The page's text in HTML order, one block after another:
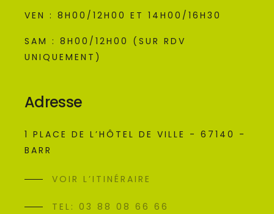
VEN : 8H00/12H00 ET 14H00/16H30
SAM : 8H00/12H00 (SUR RDV
UNIQUEMENT)
Adresse
1 PLACE DE L’HÔTEL DE VILLE - 67140 -
BARR
VOIR L’ITINÉRAIRE
TEL: 03 88 08 66 66